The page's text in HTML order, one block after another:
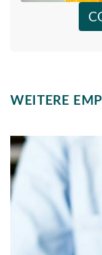
WEITERE